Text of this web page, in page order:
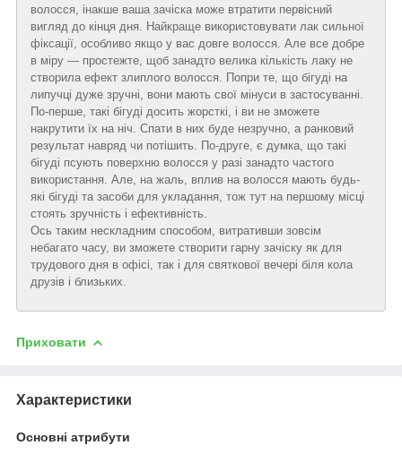
волосся, інакше ваша зачіска може втратити первісний
вигляд до кінця дня. Найкраще використовувати лак сильної
фіксації, особливо якщо у вас довге волосся. Але все добре
в міру — простежте, щоб занадто велика кількість лаку не
створила ефект злиплого волосся. Попри те, що бігуді на
липучці дуже зручні, вони мають свої мінуси в застосуванні.
По-перше, такі бігуді досить жорсткі, і ви не зможете
накрутити їх на ніч. Спати в них буде незручно, а ранковий
результат навряд чи потішить. По-друге, є думка, що такі
бігуді псують поверхню волосся у разі занадто частого
використання. Але, на жаль, вплив на волосся мають будь-
які бігуді та засоби для укладання, тож тут на першому місці
стоять зручність і ефективність.
Ось таким нескладним способом, витративши зовсім
небагато часу, ви зможете створити гарну зачіску як для
трудового дня в офісі, так і для святкової вечері біля кола
друзів і близьких.
Приховати
Характеристики
Основні атрибути